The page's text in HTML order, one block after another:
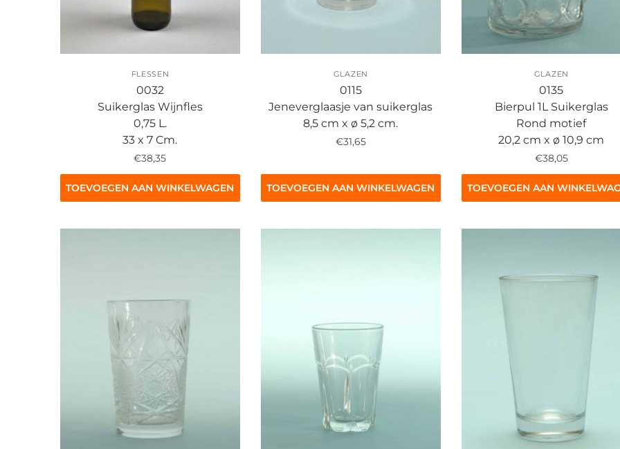
FLESSEN
0032
Suikerglas Wijnfles
0,75 L.
33 x 7 Cm.
€38,35
TOEVOEGEN AAN WINKELWAGEN
GLAZEN
0115
Jeneverglaasje van suikerglas
8,5 cm x ø 5,2 cm.
€31,65
TOEVOEGEN AAN WINKELWAGEN
GLAZEN
0135
Bierpul 1L Suikerglas
Rond motief
20,2 cm x ø 10,9 cm
€38,05
TOEVOEGEN AAN